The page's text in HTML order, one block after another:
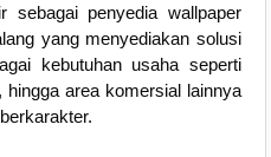
sebagai penyedia wallpaper
yang menyediakan solusi
kebutuhan usaha seperti
area komersial lainnya